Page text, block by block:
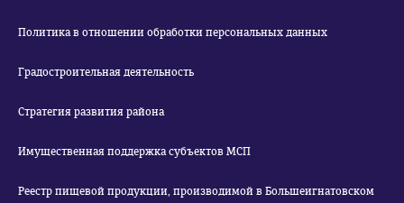
Политика в отношении обработки персональных данных
Градостроительная деятельность
Стратегия развития района
Имущественная поддержка субъектов МСП
Реестр пищевой продукции, производимой в Большеигнатовском